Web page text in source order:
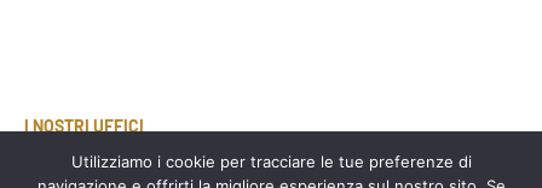
I NOSTRI UFFICI
PADOVAVia Arnaldo Fusinato 42, 35137
Utilizziamo i cookie per tracciare le tue preferenze di